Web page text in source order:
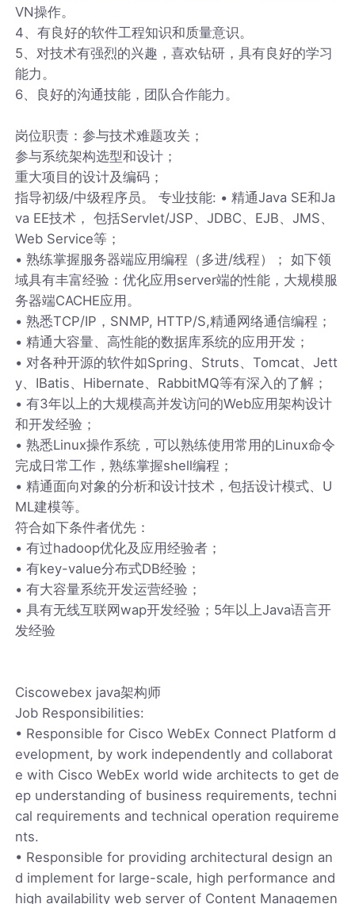
VN操作。
4、有良好的软件工程知识和质量意识。
5、对技术有强烈的兴趣，喜欢钻研，具有良好的学习
能力。
6、良好的沟通技能，团队合作能力。
岗位职责：参与技术难题攻关；
参与系统架构选型和设计；
重大项目的设计及编码；
指导初级/中级程序员。 专业技能: • 精通Java SE和Ja
va EE技术， 包括Servlet/JSP、JDBC、EJB、JMS、
Web Service等；
• 熟练掌握服务器端应用编程（多进/线程）； 如下领
域具有丰富经验：优化应用server端的性能，大规模服
务器端CACHE应用。
• 熟悉TCP/IP，SNMP, HTTP/S,精通网络通信编程；
• 精通大容量、高性能的数据库系统的应用开发；
• 对各种开源的软件如Spring、Struts、Tomcat、Jett
y、IBatis、Hibernate、RabbitMQ等有深入的了解；
• 有3年以上的大规模高并发访问的Web应用架构设计
和开发经验；
• 熟悉Linux操作系统，可以熟练使用常用的Linux命令
完成日常工作，熟练掌握shell编程；
• 精通面向对象的分析和设计技术，包括设计模式、U
ML建模等。
符合如下条件者优先：
• 有过hadoop优化及应用经验者；
• 有key-value分布式DB经验；
• 有大容量系统开发运营经验；
• 具有无线互联网wap开发经验；5年以上Java语言开
发经验
Ciscowebex java架构师
Job Responsibilities:
• Responsible for Cisco WebEx Connect Platform d
evelopment, by work independently and collaborat
e with Cisco WebEx world wide architects to get de
ep understanding of business requirements, techni
cal requirements and technical operation requireme
nts.
• Responsible for providing architectural design an
d implement for large-scale, high performance and
high availability web server of Content Managemen